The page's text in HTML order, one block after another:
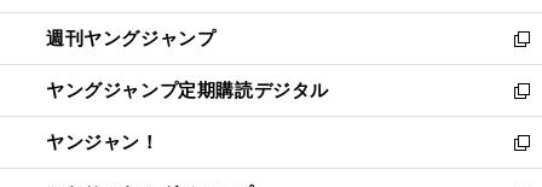
開
く
ウ
で
開
く
ン
ド
ウ
で
開
く
ウ
ィ
ン
ド
ウ
で
開
週刊ヤングジャンプ
新
し
い
ウ
ィ
ン
ヤングジャンプ定期購読デジタル
新
し
い
ウ
ヤンジャン！
新
し